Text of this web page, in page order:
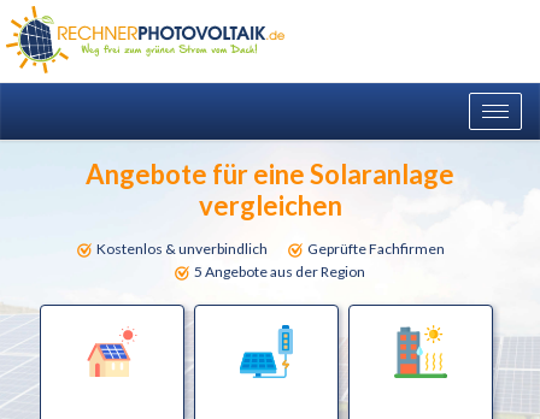
Angebote für eine Solaranlage
vergleichen
Kostenlos & unverbindlich
Geprüfte Fachfirmen
5 Angebote aus der Region